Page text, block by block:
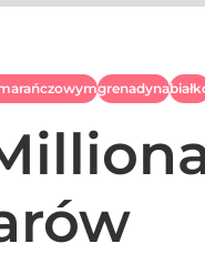
grenadyna